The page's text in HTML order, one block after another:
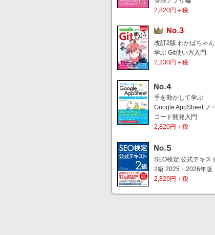
2,820円＋税
改訂2版 わかばちゃん
学ぶ Git使い方入門
2,230円＋税
手を動かして学ぶ
Google AppSheet ノ
コード開発入門
2,820円＋税
SEO検定 公式テキス
2級 2025・2026年版
2,820円＋税